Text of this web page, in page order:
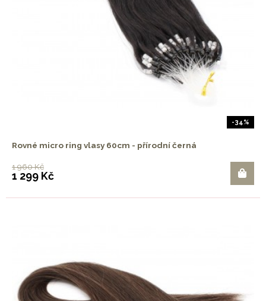
-34%
Rovné micro ring vlasy 60cm - přírodní černá
1 960 Kč
1 299 Kč